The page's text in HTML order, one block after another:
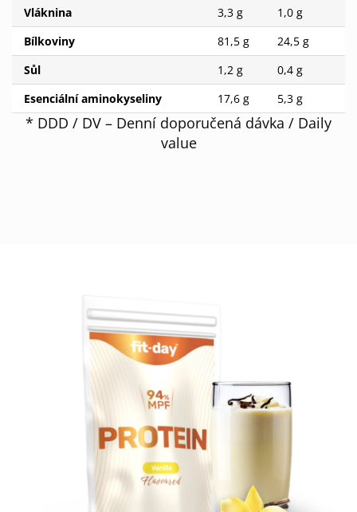
Vláknina
3,3 g
1,0 g
Bílkoviny
81,5 g
24,5 g
Sůl
1,2 g
0,4 g
Esenciální aminokyseliny
17,6 g 5,3 g
* DDD / DV – Denní doporučená dávka / Daily
value